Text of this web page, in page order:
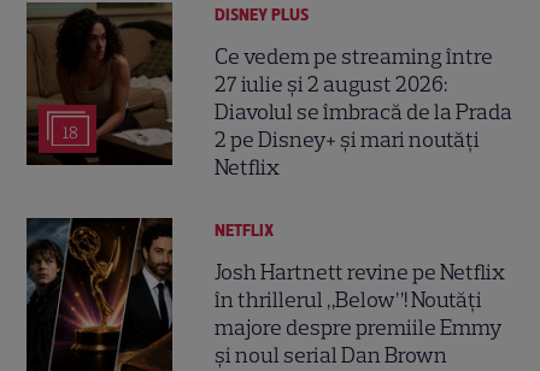
18
DISNEY PLUS
Ce vedem pe streaming între
27 iulie și 2 august 2026:
Diavolul se îmbracă de la Prada
2 pe Disney+ și mari noutăți
Netflix
NETFLIX
Josh Hartnett revine pe Netflix
în thrillerul „Below”! Noutăți
majore despre premiile Emmy
și noul serial Dan Brown